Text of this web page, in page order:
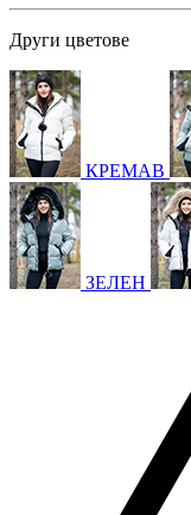
Други цветове
КРЕМАВ
ЗЕЛЕН